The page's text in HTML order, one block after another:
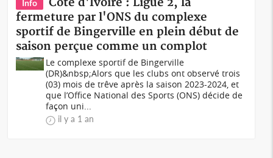
Info
fermeture par l'ONS du complexe
sportif de Bingerville en plein début de
saison perçue comme un complot
Le complexe sportif de Bingerville
(DR)&nbsp;Alors que les clubs ont observé trois
(03) mois de trêve après la saison 2023-2024, et
que l’Office National des Sports (ONS) décide de
façon uni...
il y a 1 an